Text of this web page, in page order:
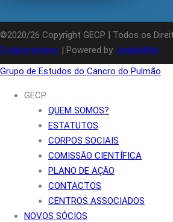
©2020/26 Copyright GECP | Todos os
Colaboradores | Powered by JanelaWeb
Grupo de Estudos do Cancro do Pulmão
GECP
QUEM SOMOS?
ESTATUTOS
CORPOS SOCIAIS
COMISSÃO CIENTÍFICA
PLANO DE AÇÃO
CONTACTOS
CENTROS ASSOCIADOS
NOVOS SÓCIOS